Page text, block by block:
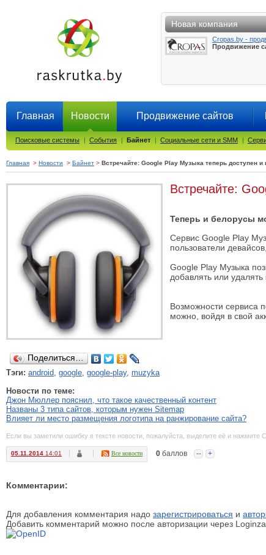
Новая компания
Cropas.by -
Продвижение
Главная Новости Продвижение сайтов
Поисковые системы | События | Байнет | Социальные сети и SMM |
Главная > Новости > Байнет > Встречайте: Google Play Музыка теперь доступен и
Встречайте:
Теперь и белорусы
Cервис Google Play
пользователи
Google Play Музыка
добавлять или удалять
Возможности сервиса
можно, войдя в свой
Поделиться…
Тэги: android, google, google-play, muzyka
Новости по теме:
Джон Мюллер пояснил, что такое качественный контент
Названы 3 типа сайтов, которым нужен Sitemap
Влияет ли место размещения логотипа на ранжирование сайта?
Если вы заметили ошибку в тексте новости, пожалуйста, выделите её и нажмите
05.11.2014 14:01 Все новости 0 баллов -- +
Комментарии:
Для добавления комментария надо зарегистрироваться и
Добавить комментарий можно после авторизации через Loginza.